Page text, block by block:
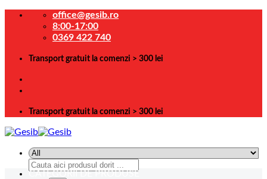
Skip
office@gesib.ro
8:00-17:00
0369 422 740
Transport gratuit la comenzi > 300 lei
Transport gratuit la comenzi > 300 lei
Caută
CATEGORII DE PRODUSE